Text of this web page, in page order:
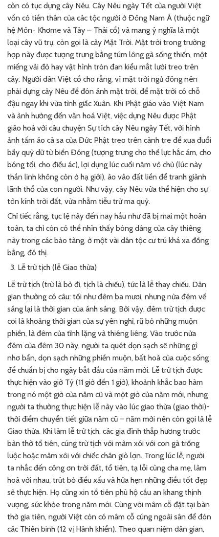
còn có tục dựng cây Nêu. Cây Nêu ngày Tết của người Việt
vốn có tiền thân của các tộc người ở Đông Nam Á (thuộc ngữ
hệ Môn- Khơme và Tày – Thái cổ) và mang ý nghĩa là một
loại cây vũ trụ, còn gọi là cây Mặt Trời. Mặt trời trong trường
hợp này được tượng trưng bằng túm lông gà sống thiến, một
miếng vải đỏ hay vật hình tròn đan kiểu mắt lưới treo trên
cây. Người dân Việt cổ cho rằng, vì mặt trời ngủ đông nên
phải dựng cây Nêu để đón ánh mặt trời, để mặt trời có chỗ
đậu ngay khi vừa tỉnh giấc Xuân. Khi Phật giáo vào Việt Nam
và ảnh hưởng đến văn hoá Việt, việc dựng Nêu được Phật
giáo hoá với câu chuyện Sự tích cây Nêu ngày Tết, với hình
ảnh tấm áo cà sa của Đức Phật treo trên cành tre để xua đuổi
bầy quỷ dữ từ biển Đông (tượng trưng cho thế lực hắc ám, cho
bóng tối, cho điều ác), lợi dụng lúc cuối năm vô chủ (lúc này
thần linh không còn ở hạ giới), ào vào đất liền để tranh giành
lãnh thổ của con người. Như vậy, cây Nêu vừa thể hiện cho sự
tôn kính trời đất, vừa nhằm tiễu trừ ma quỷ.
Chỉ tiếc rằng, tục lệ này đến nay hầu như đã bị mai một hoàn
toàn, ta chỉ còn có thể nhìn thấy bóng dáng của cây thiêng
này trong các bảo tàng, ở một vài dân tộc cư trú khá xa đồng
bằng, đô thị.
Lễ trừ tịch (lễ Giao thừa)
Lễ trừ tịch (trừ là bỏ đi, tịch là chiếu), tức là lễ thay chiếu. Dân
gian thường có câu: tối như đêm ba mươi, nhưng nửa đêm về
sáng lại là thời gian của ánh sáng. Bởi vậy, đêm trừ tịch được
coi là khoảng thời gian của sự yên nghỉ, rũ bỏ những muộn
phiền, là đêm của tĩnh lặng và thiêng liêng. Vào trước nửa
đêm của đêm 30 này, người ta quét dọn sạch sẽ những gì
nhơ bẩn, dọn sạch những phiền muộn, bất hoà của cuộc sống
để chuẩn bị cho ngày bắt đầu của năm mới. Lễ trừ tịch được
thực hiện vào giờ Tý (11 giờ đến 1 giờ), khoảnh khắc bao hàm
trong nó một giờ của năm cũ và một giờ của năm mới, nhưng
người ta thường thực hiện lễ này vào lúc giao thừa (giao thời)-
thời điểm chuyển tiết giữa năm cũ – năm mới nên còn gọi là lễ
Giao thừa. Khi làm lễ trừ tịch, các gia đình thắp hương trước
bàn thờ tổ tiên, cúng trừ tịch với mâm xôi với con gà trống
luộc hoặc mâm xôi với chiếc chân giò lợn. Trong lúc lễ, người
ta nhắc đến công ơn trời đất, tổ tiên, tạ lỗi cùng cha mẹ, làm
hoà với nhau, trút bỏ điều xấu và hứa hẹn những điều tốt đẹp
sẽ thực hiện. Họ cũng xin tổ tiên phù hộ cầu an khang thịnh
vượng, sức khỏe trong năm mới. Cùng với mâm cỗ đặt tại bàn
thờ gia tiên, người Việt còn có mâm cỗ cúng ngoài sân để đón
các Thiên binh (12 vị Hành khiển). Theo quan niệm dân gian,